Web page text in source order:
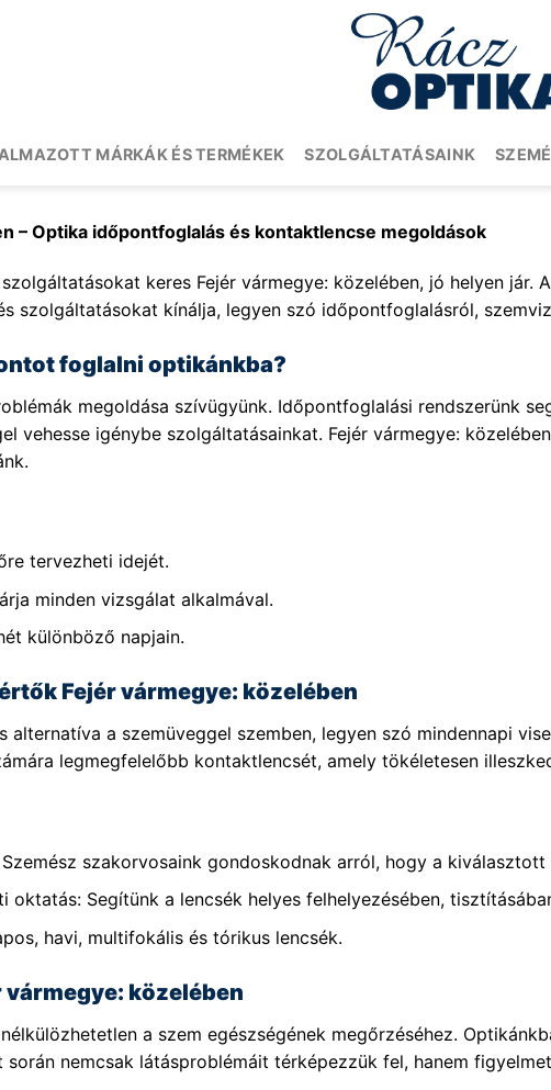
MÁRKÁK ÉS TERMÉKEK SZOLGÁLTATÁSAINK
– Optika időpontfoglalás és kontaktlencse megoldások
keres Fejér vármegye: közelében, jó helyen
szolgáltatásokat kínálja, legyen szó időpontfoglalásról,
foglalni optikánkba?
megoldása szívügyünk. Időpontfoglalási rendszerünk
vehesse igénybe szolgáltatásainkat. Fejér vármegye:
tervezheti idejét.
minden vizsgálat alkalmával.
különböző napjain.
Fejér vármegye: közelében
alternatíva a szemüveggel szemben, legyen szó mindennapi
legmegfelelőbb kontaktlencsét, amely tökéletesen
szakorvosaink gondoskodnak arról, hogy a
oktatás: Segítünk a lencsék helyes felhelyezésében,
havi, multifokális és tórikus lencsék.
közelében
a szem egészségének megőrzéséhez.
nemcsak látásproblémáit térképezzük fel, hanem